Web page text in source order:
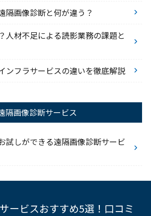
隔画像診断と何が違う？
人材不足による読影業務の課題と
ンフラサービスの違いを徹底解説
隔画像診断サービス
試しができる遠隔画像診断サービ
ービスおすすめ5選！口コミ